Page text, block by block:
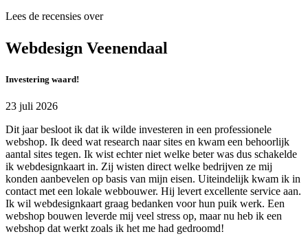
Lees de recensies over
Webdesign Veenendaal
Investering waard!
23 juli 2026
Dit jaar besloot ik dat ik wilde investeren in een professionele
webshop. Ik deed wat research naar sites en kwam een behoorlijk
aantal sites tegen. Ik wist echter niet welke beter was dus schakelde
ik webdesignkaart in. Zij wisten direct welke bedrijven ze mij
konden aanbevelen op basis van mijn eisen. Uiteindelijk kwam ik in
contact met een lokale webbouwer. Hij levert excellente service aan.
Ik wil webdesignkaart graag bedanken voor hun puik werk. Een
webshop bouwen leverde mij veel stress op, maar nu heb ik een
webshop dat werkt zoals ik het me had gedroomd!